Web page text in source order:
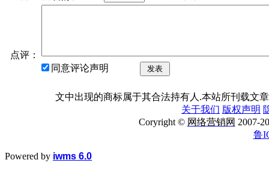
点评：
同意评论声明
发表
文中出现的商标属于其合法持有人.本站所刊载文
关于我们 版权声明
Coryright © 网络营销网 2007-
鲁
Powered by iwms 6.0